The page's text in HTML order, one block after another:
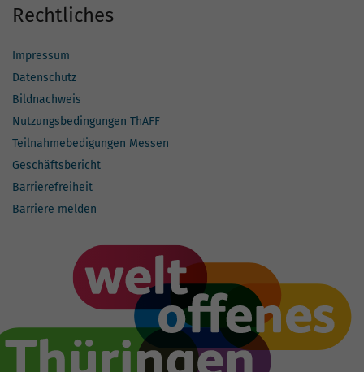
Rechtliches
Impressum
Datenschutz
Bildnachweis
Nutzungsbedingungen ThAFF
Teilnahmebedigungen Messen
Geschäftsbericht
Barrierefreiheit
Barriere melden